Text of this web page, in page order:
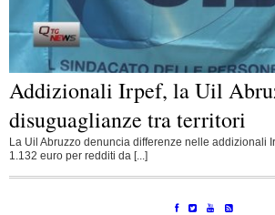
Addizionali Irpef, la Uil
disuguaglianze tra territori
La Uil Abruzzo denuncia differenze nelle addizionali
1.132 euro per redditi da [...]